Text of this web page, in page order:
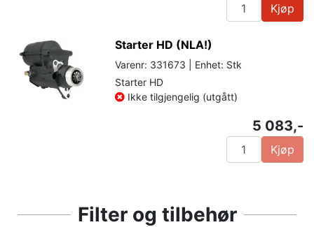
Kjøp
Starter HD (NLA!)
Varenr: 331673 | Enhet: Stk
Starter HD
Ikke tilgjengelig (utgått)
5 083,-
Kjøp
Filter og tilbehør